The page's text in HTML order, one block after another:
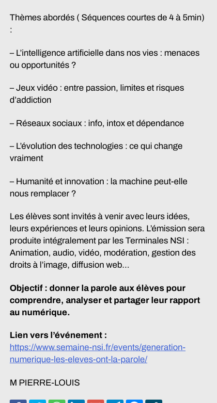
Thèmes abordés ( Séquences courtes de 4 à 5min)
:
– L’intelligence artificielle dans nos vies : menaces
ou opportunités ?
– Jeux vidéo : entre passion, limites et risques
d’addiction
– Réseaux sociaux : info, intox et dépendance
– L’évolution des technologies : ce qui change
vraiment
– Humanité et innovation : la machine peut-elle
nous remplacer ?
Les élèves sont invités à venir avec leurs idées,
leurs expériences et leurs opinions. L’émission sera
produite intégralement par les Terminales NSI :
Animation, audio, vidéo, modération, gestion des
droits à l’image, diffusion web…
Objectif : donner la parole aux élèves pour
comprendre, analyser et partager leur rapport
au numérique.
Lien vers l’événement :
https://www.semaine-nsi.fr/events/generation-
numerique-les-eleves-ont-la-parole/
M PIERRE-LOUIS